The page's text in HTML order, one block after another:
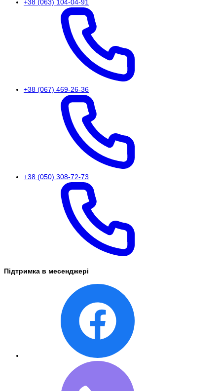
+38 (063) 104-04-91
+38 (067) 469-26-36
+38 (050) 308-72-73
Підтримка в месенджері